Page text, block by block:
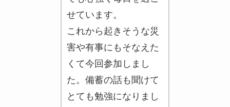
せています。
これから起きそうな災
害や有事にもそなえた
くて今回参加しまし
た。備蓄の話も聞けて
とても勉強になりまし